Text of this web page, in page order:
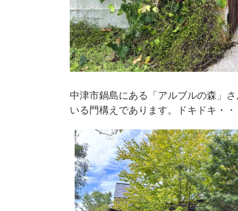
中津市鍋島にある「アルブルの森」
いる門構えであります。ドキドキ・・